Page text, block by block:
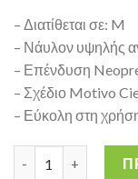
– Διατίθεται σε: M
– Νάυλον υψηλής
– Επένδυση
– Σχέδιο Motivo
– Εύκολη στη
Get M 2 x 120cm –